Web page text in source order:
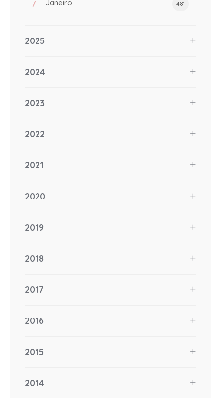
Janeiro 481
2025
2024
2023
2022
2021
2020
2019
2018
2017
2016
2015
2014